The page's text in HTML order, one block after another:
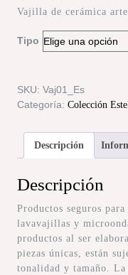
Vajilla de cerámica
Tipo
SKU: Vaj01_Es
Categoría: Colección
Descripción
Descripción
Productos seguros
lavavajillas y
productos al ser
piezas únicas, están
tonalidad y tamaño.